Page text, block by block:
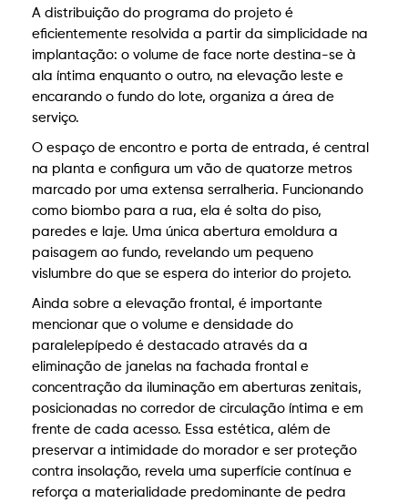
A distribuição do programa do projeto é
eficientemente resolvida a partir da simplicidade na
implantação: o volume de face norte destina-se à
ala íntima enquanto o outro, na elevação leste e
encarando o fundo do lote, organiza a área de
serviço.
O espaço de encontro e porta de entrada, é central
na planta e configura um vão de quatorze metros
marcado por uma extensa serralheria. Funcionando
como biombo para a rua, ela é solta do piso,
paredes e laje. Uma única abertura emoldura a
paisagem ao fundo, revelando um pequeno
vislumbre do que se espera do interior do projeto.
Ainda sobre a elevação frontal, é importante
mencionar que o volume e densidade do
paralelepípedo é destacado através da a
eliminação de janelas na fachada frontal e
concentração da iluminação em aberturas zenitais,
posicionadas no corredor de circulação íntima e em
frente de cada acesso. Essa estética, além de
preservar a intimidade do morador e ser proteção
contra insolação, revela uma superfície contínua e
reforça a materialidade predominante de pedra